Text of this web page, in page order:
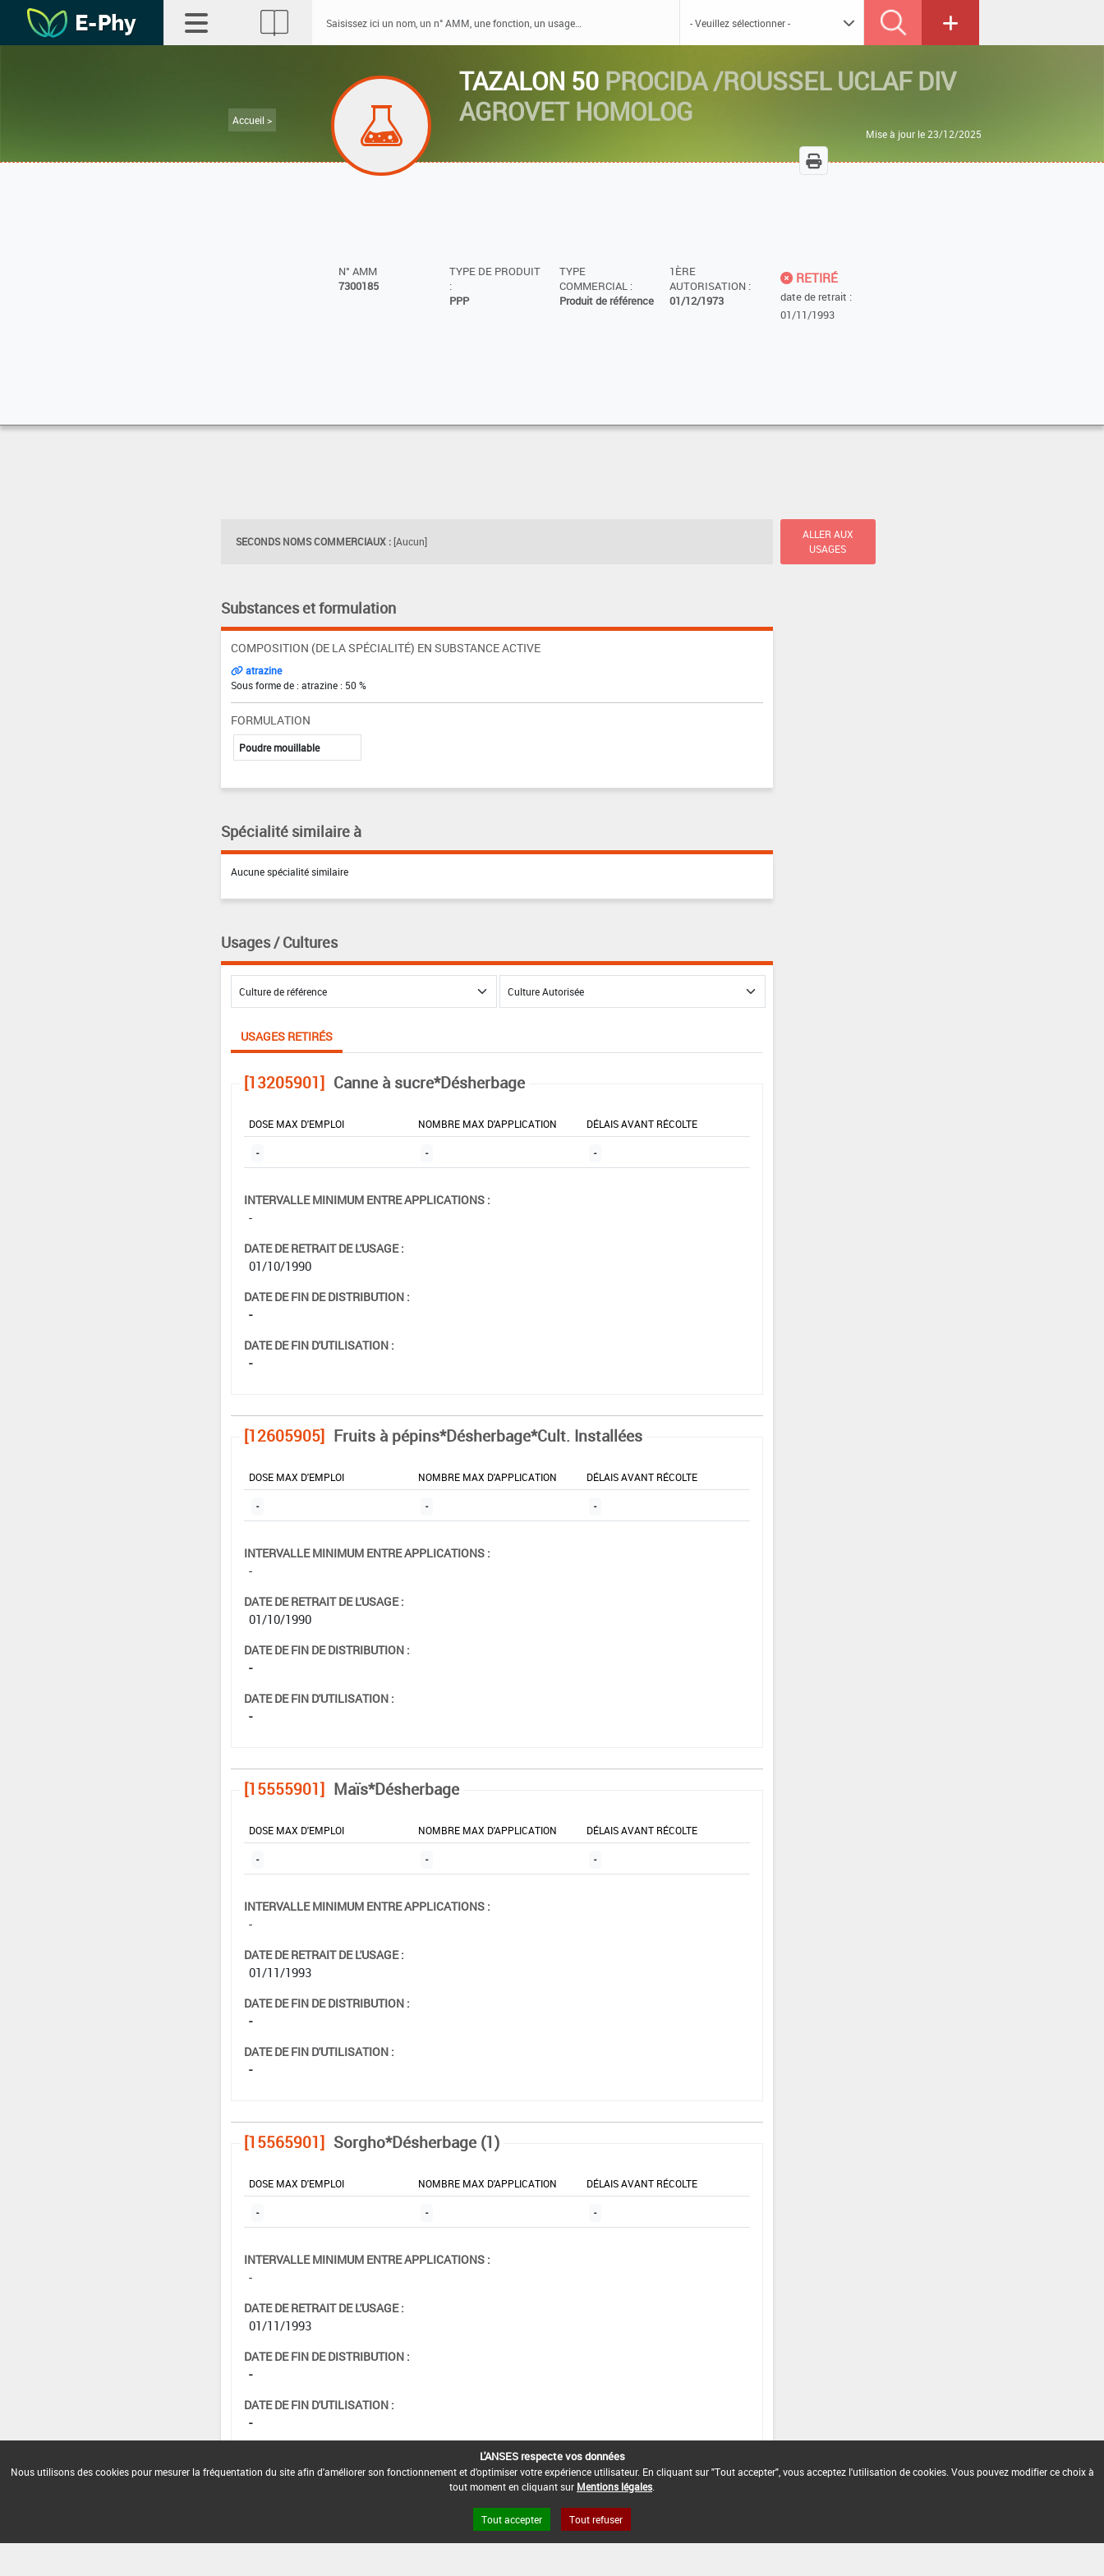
Accueil >
TAZALON 50 PROCIDA /ROUSSEL UCLAF DIV
AGROVET HOMOLOG
Mise à jour le 23/12/2025
N° AMM
7300185
TYPE DE PRODUIT
:
PPP
TYPE
COMMERCIAL :
Produit de référence
1ÈRE
AUTORISATION :
01/12/1973
RETIRÉ
date de retrait :
01/11/1993
SECONDS NOMS COMMERCIAUX : [Aucun]
ALLER AUX
USAGES
Substances et formulation
COMPOSITION (DE LA SPÉCIALITÉ) EN SUBSTANCE ACTIVE
atrazine
Sous forme de : atrazine : 50 %
FORMULATION
Poudre mouillable
Spécialité similaire à
Aucune spécialité similaire
Usages / Cultures
USAGES RETIRÉS
[13205901] Canne à sucre*Désherbage
DOSE MAX D'EMPLOI NOMBRE MAX D'APPLICATION DÉLAIS AVANT RÉCOLTE
- - -
INTERVALLE MINIMUM ENTRE APPLICATIONS :
-
DATE DE RETRAIT DE L'USAGE :
01/10/1990
DATE DE FIN DE DISTRIBUTION :
-
DATE DE FIN D'UTILISATION :
-
[12605905] Fruits à pépins*Désherbage*Cult. Installées
DOSE MAX D'EMPLOI NOMBRE MAX D'APPLICATION DÉLAIS AVANT RÉCOLTE
- - -
INTERVALLE MINIMUM ENTRE APPLICATIONS :
-
DATE DE RETRAIT DE L'USAGE :
01/10/1990
DATE DE FIN DE DISTRIBUTION :
-
DATE DE FIN D'UTILISATION :
-
[15555901] Maïs*Désherbage
DOSE MAX D'EMPLOI NOMBRE MAX D'APPLICATION DÉLAIS AVANT RÉCOLTE
- - -
INTERVALLE MINIMUM ENTRE APPLICATIONS :
-
DATE DE RETRAIT DE L'USAGE :
01/11/1993
DATE DE FIN DE DISTRIBUTION :
-
DATE DE FIN D'UTILISATION :
-
[15565901] Sorgho*Désherbage (1)
DOSE MAX D'EMPLOI NOMBRE MAX D'APPLICATION DÉLAIS AVANT RÉCOLTE
- - -
INTERVALLE MINIMUM ENTRE APPLICATIONS :
-
DATE DE RETRAIT DE L'USAGE :
01/11/1993
DATE DE FIN DE DISTRIBUTION :
-
DATE DE FIN D'UTILISATION :
-
L'ANSES respecte vos données
Nous utilisons des cookies pour mesurer la fréquentation du site afin d'améliorer son fonctionnement et d'optimiser votre expérience utilisateur. En cliquant sur "Tout accepter", vous acceptez l'utilisation de cookies. Vous pouvez modifier ce choix à
tout moment en cliquant sur Mentions légales
Tout accepter Tout refuser